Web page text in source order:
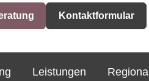
Kontaktformular
Leistungen Regional